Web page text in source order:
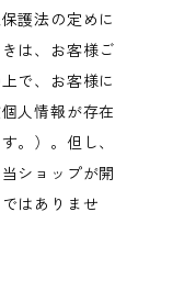
護法の定めに
は、お客様ご
で、お客様に
人情報が存在
。）。但し、
ショップが開
はありませ